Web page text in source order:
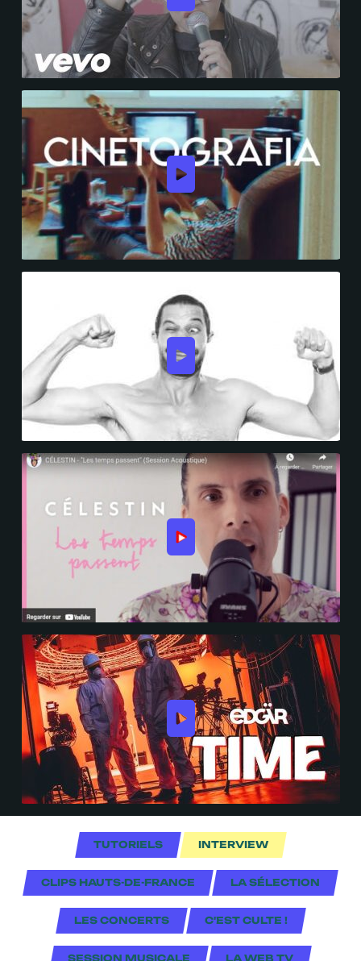
TUTORIELS INTERVIEW
CLIPS HAUTS-DE-FRANCE LA SÉLECTION
LES CONCERTS C'EST CULTE !
SESSION MUSICALE LA WEB TV